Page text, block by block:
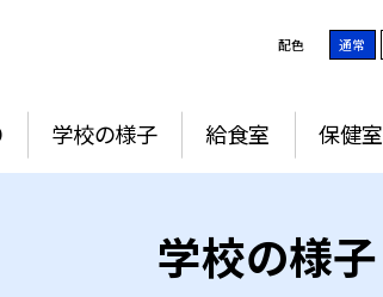
配色 通常
学校の様子 給食室 保健室
学校の様子